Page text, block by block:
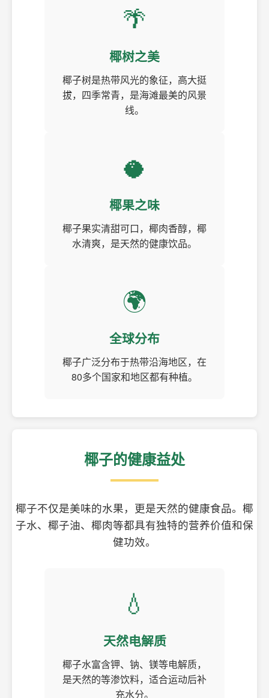
🌴
椰树之美
椰子树是热带风光的象征，高大挺
拔，四季常青，是海滩最美的风景
线。
🥥
椰果之味
椰子果实清甜可口，椰肉香醇，椰
水清爽，是天然的健康饮品。
🌍
全球分布
椰子广泛分布于热带沿海地区，在
80多个国家和地区都有种植。
椰子的健康益处
椰子不仅是美味的水果，更是天然的健康食品。椰
子水、椰子油、椰肉等都具有独特的营养价值和保
健功效。
💧
天然电解质
椰子水富含钾、钠、镁等电解质，
是天然的等渗饮料，适合运动后补
充水分。